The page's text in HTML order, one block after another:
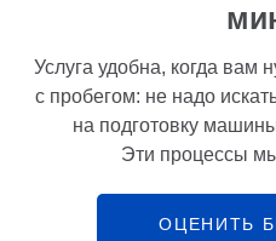
Услуга удобна, когда вам
с пробегом: не надо
на подготовку
Эти процессы
ОЦЕНИТЬ